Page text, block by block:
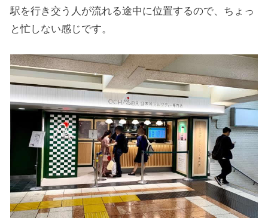
駅を行き交う人が流れる途中に位置するので、ちょっ
と忙しない感じです。